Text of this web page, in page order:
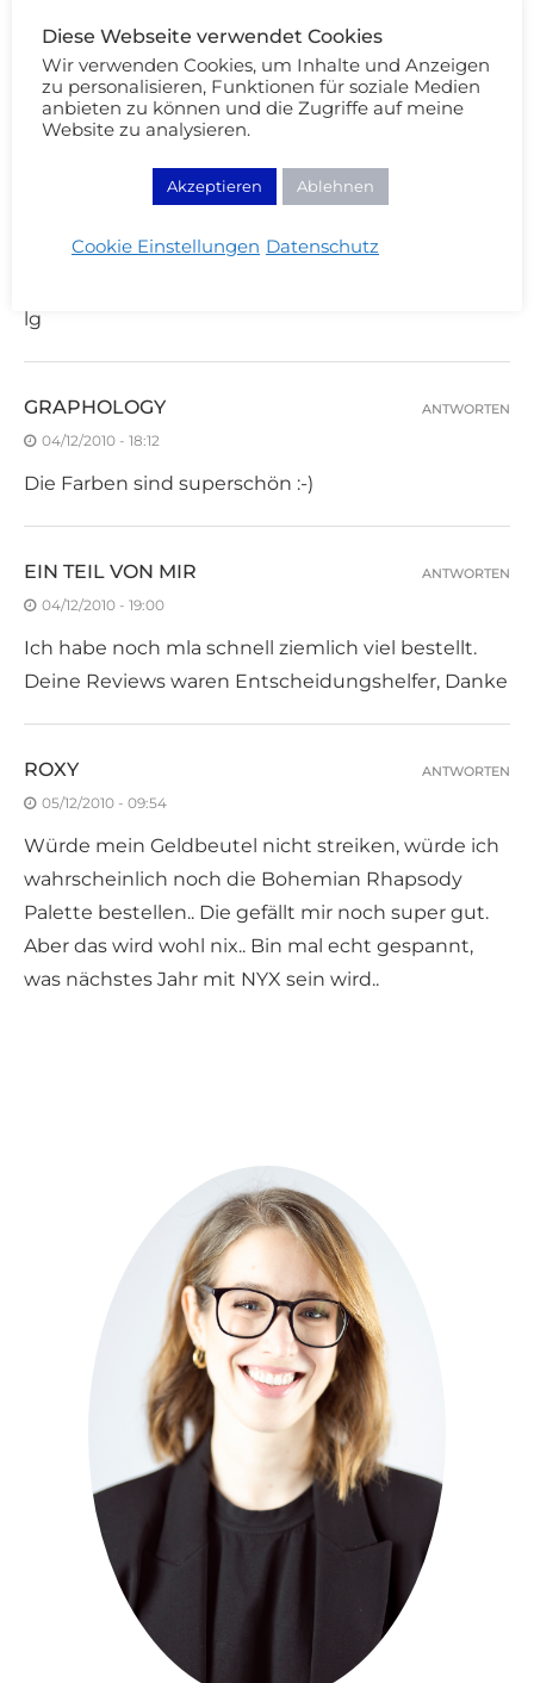
MS WURZEL'S BEAUTY BLOG
04/12/2010 - 18:04
lg
GRAPHOLOGY
04/12/2010 - 18:12
Die Farben sind superschön :-)
ANTWORTEN
EIN TEIL VON MIR
04/12/2010 - 19:00
Ich habe noch mla schnell ziemlich viel bestellt.
Deine Reviews waren Entscheidungshelfer, Danke
ANTWORTEN
ROXY
05/12/2010 - 09:54
Würde mein Geldbeutel nicht streiken, würde ich
wahrscheinlich noch die Bohemian Rhapsody
Palette bestellen.. Die gefällt mir noch super gut.
Aber das wird wohl nix.. Bin mal echt gespannt,
was nächstes Jahr mit NYX sein wird..
ANTWORTEN
Diese Webseite verwendet Cookies
Wir verwenden Cookies, um Inhalte und Anzeigen
zu personalisieren, Funktionen für soziale Medien
anbieten zu können und die Zugriffe auf meine
Website zu analysieren.
Akzeptieren Ablehnen
Cookie Einstellungen Datenschutz